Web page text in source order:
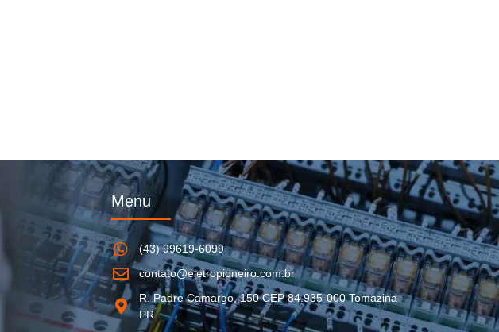
Menu
(43) 99619-6099
contato@eletropioneiro.com.br
R. Padre Camargo, 150 CEP 84.935-000 Tomazina -
PR